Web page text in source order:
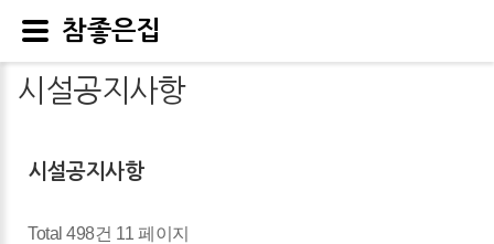
시설공지사항
시설공지사항
Total 498건 11 페이지
참좋은집